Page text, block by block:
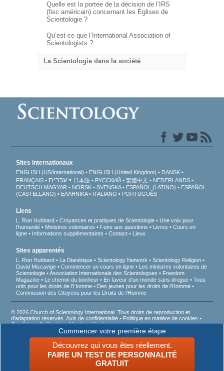
Quelle est la portée de la décision de l’IRS
(fisc américain) concernant les Églises de
Scientologie ?
Qu’est-ce que l’International Association of
Scientologists ?
La Scientologie dans la société
Commencer votre première étape
Découvrez qui vous êtes réellement.
FAIRE UN TEST DE PERSONNALITÉ
GRATUIT
Sites internationaux
ENGLISH (US/International) ENGLISH (United Kingdom)
DANSK
FRANÇAIS
עברית 日本語 РУССКИЙ 繁體中文
NEDERLANDS
DEUTSCH MAGYAR NORSK SVENSKA ESPAÑOL (LATINO)
ESPAÑOL
(CASTELLANO)
ΕΛΛΗΝΙΚA ITALIANO PORTUGUÊS
Liens
L. Ron Hubbard Croyances et pratiques de Scientologie
Une voix pour
l’humanité
Ministres volontaires Foire aux questions Livres
Cours en
ligne
Informations supplémentaires Contact Lieux
Sites apparentés
L. Ron Hubbard La Dianétique Scientology Network
Scientology Religion
David Miscavige
Commencer un cours en ligne
Les ministres volontaires de
Scientologie
Association Internationale des Scientologues
Freedom
Magazine
Le chemin du bonheur En faveur d’un monde sans drogue
Tous
unis pour les droits de l’Homme
Des jeunes pour les droits de l’Homme
Commission des Citoyens pour les Droits de l’Homme
© 2026 Church of Scientology International. Tous droits de reproduction et
d’adaptation réservés.Avis de confidentialité • Politique en matière de cookies •
Conditions d’utilisation•Mentions légales
D’après la loi française Informatique et Liberté du 6 janvier 1978, vous disposez
d’un droit d’accès, de correction, de suppression et d’opposition aux informations
vous concernant en nous écrivant. Vous êtes informés que les USA n’offrent pas
les mêmes garanties en matière de protection des données à caractère personnel